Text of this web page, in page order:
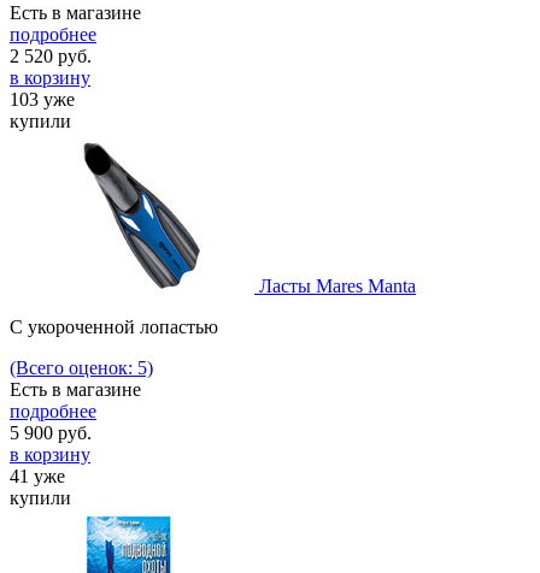
Есть в магазине
подробнее
2 520 руб.
в корзину
103 уже
купили
Ласты Mares Manta
С укороченной лопастью
(Всего оценок: 5)
Есть в магазине
подробнее
5 900 руб.
в корзину
41 уже
купили